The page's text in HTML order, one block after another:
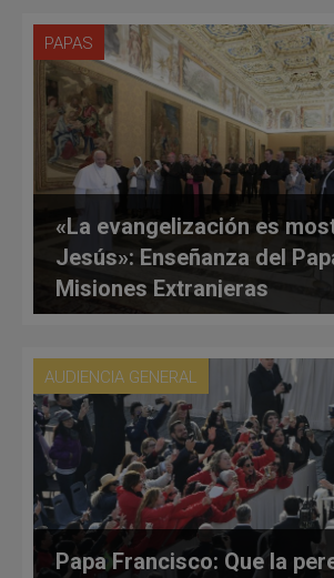
PAPAS
«La evangelización es
Jesús»: Enseñanza del
Misiones Extranjeras
AUDIENCIA GENERAL
Papa Francisco: Que la